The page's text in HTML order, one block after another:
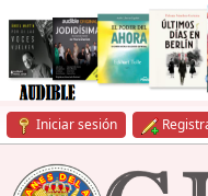
Iniciar sesión